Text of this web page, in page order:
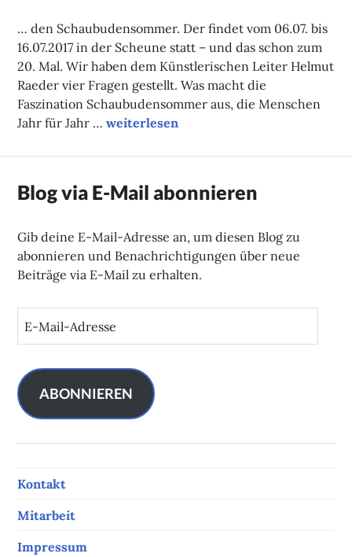
… den Schaubudensommer. Der findet vom 06.07. bis
16.07.2017 in der Scheune statt – und das schon zum
20. Mal. Wir haben dem Künstlerischen Leiter Helmut
Raeder vier Fragen gestellt. Was macht die
Faszination Schaubudensommer aus, die Menschen
Jahr für Jahr …4 Fragen an …
weiterlesen
Blog via E-Mail abonnieren
Gib deine E-Mail-Adresse an, um diesen Blog zu
abonnieren und Benachrichtigungen über neue
Beiträge via E-Mail zu erhalten.
a
i
l
A
r
s
s
ABONNIEREN
Kontakt
Mitarbeit
Impressum